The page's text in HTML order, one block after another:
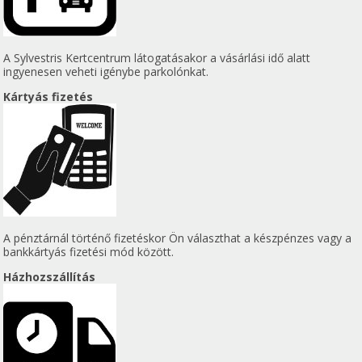
A Sylvestris Kertcentrum látogatásakor a vásárlási idő alatt
ingyenesen veheti igénybe parkolónkat.
Kártyás fizetés
A pénztárnál történő fizetéskor Ön választhat a készpénzes vagy a
bankkártyás fizetési mód között.
Házhozszállítás